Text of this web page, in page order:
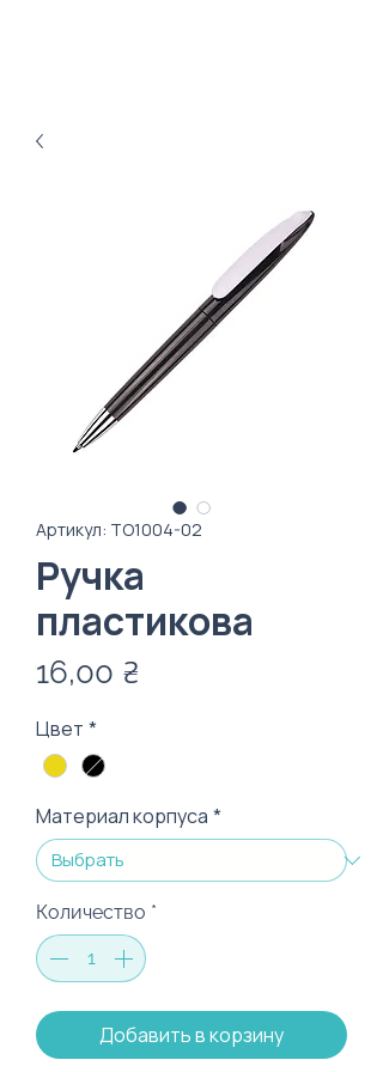
Артикул: ТО1004-02
Ручка
пластикова
16,00 ₴
Цвет *
Материал корпуса *
Количество *
Добавить в корзину